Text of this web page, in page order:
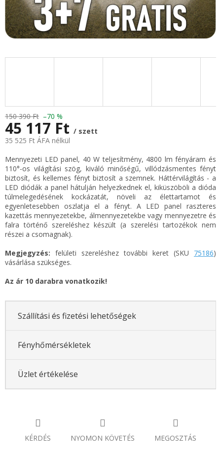
150 390 Ft –70 %
45 117 Ft / szett
35 525 Ft ÁFA nélkül
Mennyezeti LED panel, 40 W teljesítmény, 4800 lm fényáram és
110°-os világítási szög, kiváló minőségű, villódzásmentes fényt
biztosít, és kellemes fényt biztosít a szemnek. Háttérvilágítás - a
LED diódák a panel hátulján helyezkednek el, kiküszöböli a dióda
túlmelegedésének kockázatát, növeli az élettartamot és
egyenletesebben oszlatja el a fényt. A LED panel raszteres
kazettás mennyezetekbe, álmennyezetekbe vagy mennyezetre és
falra történő szereléshez készült (a szerelési tartozékok nem
részei a csomagnak).
Megjegyzés: felületi szereléshez további keret (SKU 75186)
vásárlása szükséges.
Az ár 10 darabra vonatkozik!
Szállítási és fizetési lehetőségek
Fényhőmérsékletek
Üzlet értékelése
KÉRDÉS NYOMON KÖVETÉS MEGOSZTÁS